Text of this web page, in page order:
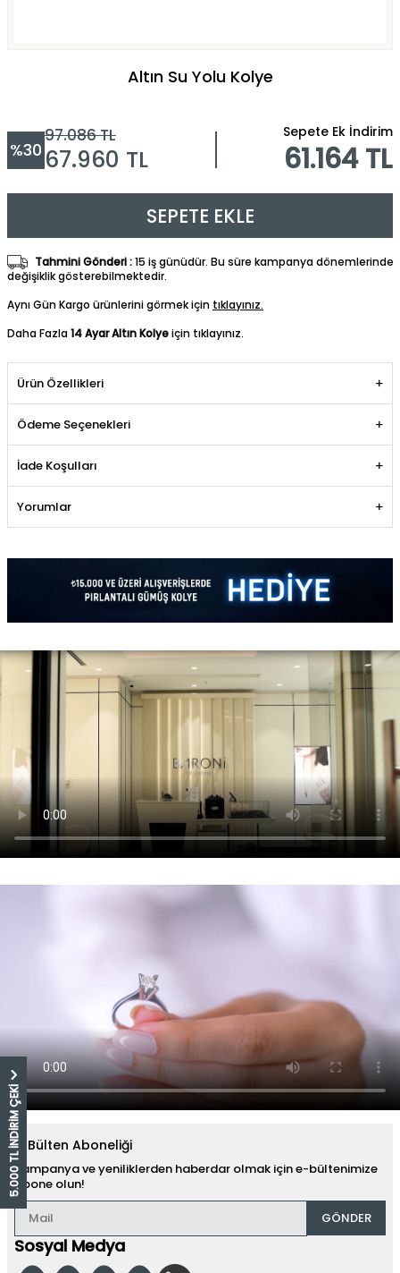
5.000 TL İNDİRİM ÇEKİ
Altın Su Yolu Kolye
%30
97.086TL
67.960 TL
Sepete Ek İndirim
61.164 TL
SEPETE EKLE
Tahmini Gönderi :15 iş günüdür. Bu süre kampanya dönemlerinde
değişiklik gösterebilmektedir.
Aynı Gün Kargo ürünlerini görmek için tıklayınız.
Daha Fazla14 Ayar Altın Kolyeiçin tıklayınız.
Ürün Özellikleri
Ödeme Seçenekleri
İade Koşulları
Yorumlar
E-Bülten Aboneliği
Kampanya ve yeniliklerden haberdar olmak için e-bültenimize
abone olun!
GÖNDER
Sosyal Medya